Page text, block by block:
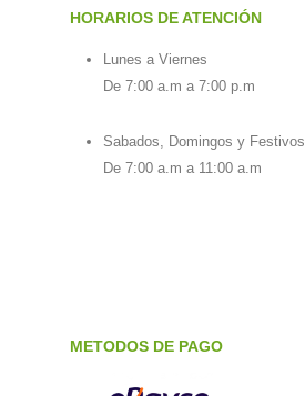
HORARIOS DE ATENCIÓN
Lunes a Viernes
De 7:00 a.m a 7:00 p.m
Sabados, Domingos y Festivos
De 7:00 a.m a 11:00 a.m
METODOS DE PAGO